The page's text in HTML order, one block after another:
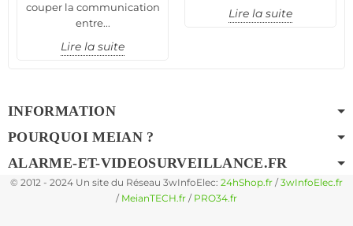
couper la communication
entre...
Lire la suite
Lire la suite
INFORMATION
POURQUOI MEIAN ?
ALARME-ET-VIDEOSURVEILLANCE.FR
© 2012 - 2024 Un site du Réseau 3wInfoElec: 24hShop.fr / 3wInfoElec.fr
/ MeianTECH.fr / PRO34.fr